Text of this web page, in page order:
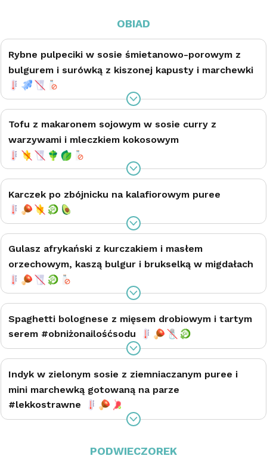
OBIAD
Rybne pulpeciki w sosie śmietanowo-porowym z
bulgurem i surówką z kiszonej kapusty i marchewki
Tofu z makaronem sojowym w sosie curry z
warzywami i mleczkiem kokosowym
Karczek po zbójnicku na kalafiorowym puree
Gulasz afrykański z kurczakiem i masłem
orzechowym, kaszą bulgur i brukselką w migdałach
Spaghetti bolognese z mięsem drobiowym i tartym
serem #obniżonailośćsodu
Indyk w zielonym sosie z ziemniaczanym puree i
mini marchewką gotowaną na parze
#lekkostrawne
PODWIECZOREK